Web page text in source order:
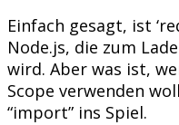
Einfach gesagt, ist
Node.js, die zum
wird. Aber was ist,
Scope verwenden
“import” ins Spiel.